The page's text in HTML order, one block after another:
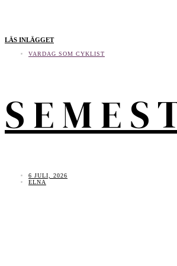
LÄS INLÄGGET
VARDAG SOM CYKLIST
S E M E S
6 JULI, 2026
ELNA